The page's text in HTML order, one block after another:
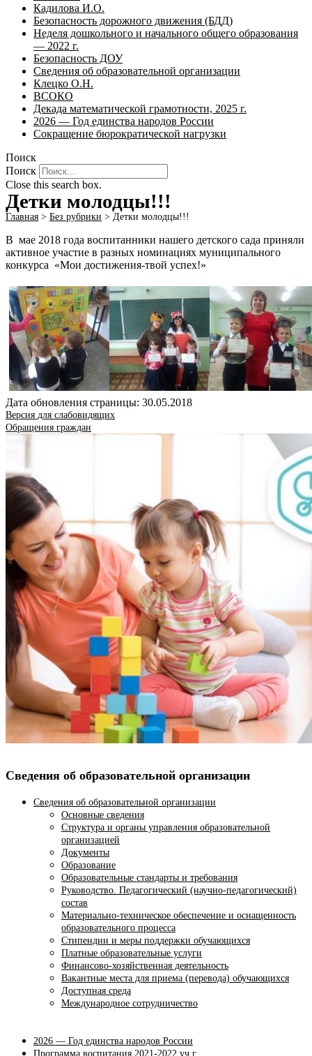
Кадилова И.О.
Безопасность дорожного движения (БДД)
Неделя дошкольного и начального общего образования
— 2022 г.
Безопасность ДОУ
Сведения об образовательной организации
Клецко О.Н.
ВСОКО
Декада математической грамотности, 2025 г.
2026 — Год единства народов России
Сокращение бюрократической нагрузки
Поиск
Поиск
Close this search box.
Детки молодцы!!!
Главная > Без рубрики > Детки молодцы!!!
В мае 2018 года воспитанники нашего детского сада приняли
активное участие в разных номинациях муниципального
конкурса «Мои достижения-твой успех!»
Дата обновления страницы: 30.05.2018
Версия для слабовидящих
Обращения граждан
Сведения об образовательной организации
Сведения об образовательной организации
Основные сведения
Структура и органы управления образовательной
организацией
Документы
Образование
Образовательные стандарты и требования
Руководство. Педагогический (научно-педагогический)
состав
Материально-техническое обеспечение и оснащенность
образовательного процесса
Стипендии и меры поддержки обучающихся
Платные образовательные услуги
Финансово-хозяйственная деятельность
Вакантные места для приема (перевода) обучающихся
Доступная среда
Международное сотрудничество
2026 — Год единства народов России
Программа воспитания 2021-2022 уч.г